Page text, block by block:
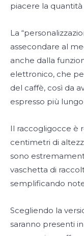
piacere la quantità
La
assecondare al
anche dalla
elettronico, che
del caffè, così da
espresso più
Il raccogligocce è
centimetri di
sono
vaschetta di
semplificando
Scegliendo la
saranno presenti